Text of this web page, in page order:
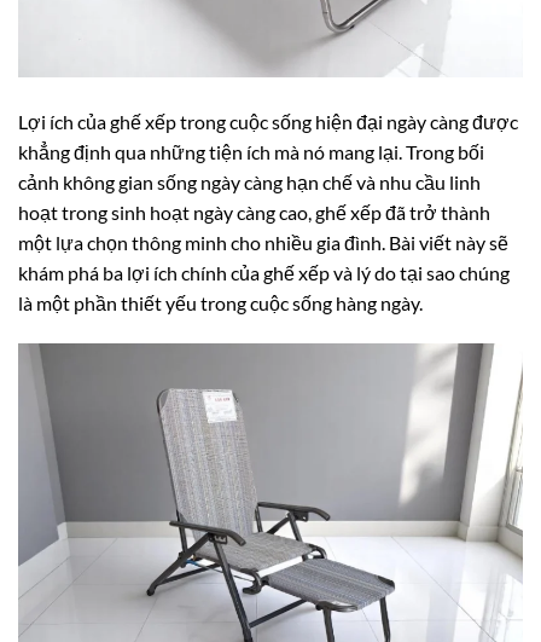
Lợi ích của ghế xếp trong cuộc sống hiện đại ngày càng được
khẳng định qua những tiện ích mà nó mang lại. Trong bối
cảnh không gian sống ngày càng hạn chế và nhu cầu linh
hoạt trong sinh hoạt ngày càng cao, ghế xếp đã trở thành
một lựa chọn thông minh cho nhiều gia đình. Bài viết này sẽ
khám phá ba lợi ích chính của ghế xếp và lý do tại sao chúng
là một phần thiết yếu trong cuộc sống hàng ngày.